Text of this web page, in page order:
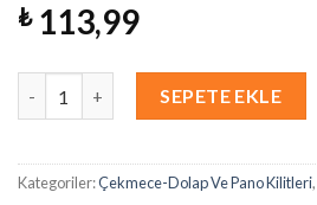
₺113,99
SEPETE EKLE
Kategoriler:Çekmece-Dolap Ve Pano Kilitleri,